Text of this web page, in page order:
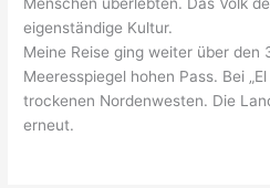
Menschen überlebten. Das Volk
eigenständige Kultur.
Meine Reise ging weiter über den
Meeresspiegel hohen Pass. Bei
trockenen Nordenwesten. Die
erneut.